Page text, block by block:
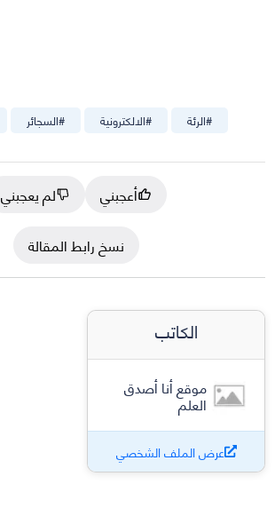
#السجائر #الالكترونية #الرئة
أعجبني
لم يعجبني
نسخ رابط المقالة
الكاتب
موقع أنا أصدق
العلم
عرض الملف الشخصي